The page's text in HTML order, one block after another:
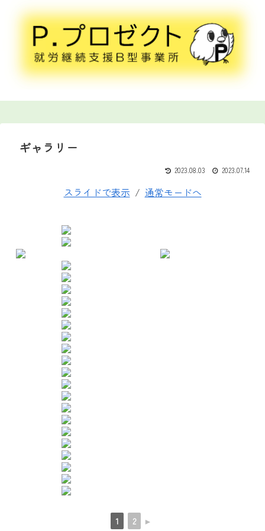
ギャラリー
2023.08.03 2023.07.14
スライドで表示 / 通常モードへ
1 2 ►